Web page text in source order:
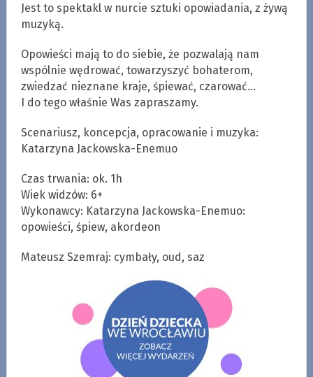
Jest to spektakl w nurcie sztuki opowiadania, z żywą
muzyką.
Opowieści mają to do siebie, że pozwalają nam
wspólnie wędrować, towarzyszyć bohaterom,
zwiedzać nieznane kraje, śpiewać, czarować…
I do tego właśnie Was zapraszamy.
Scenariusz, koncepcja, opracowanie i muzyka:
Katarzyna Jackowska-Enemuo
Czas trwania: ok. 1h
Wiek widzów: 6+
Wykonawcy: Katarzyna Jackowska-Enemuo:
opowieści, śpiew, akordeon
Mateusz Szemraj: cymbały, oud, saz